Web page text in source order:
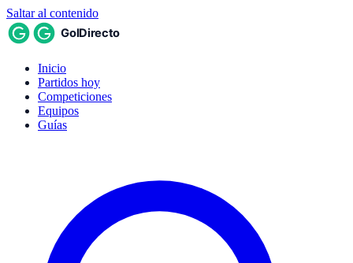
Saltar al contenido
Inicio
Partidos hoy
Competiciones
Equipos
Guías